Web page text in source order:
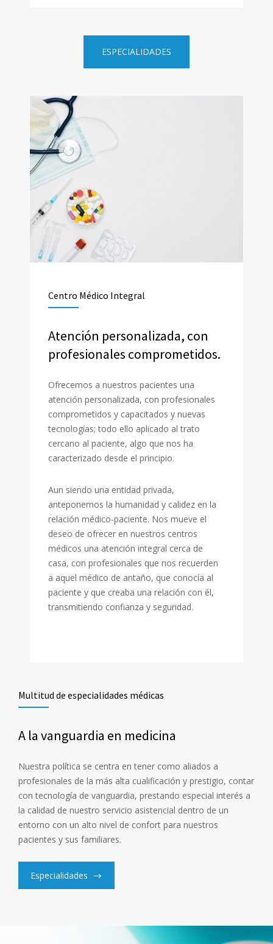
ESPECIALIDADES
Centro Médico Integral
Atención personalizada, con
profesionales comprometidos.
Ofrecemos a nuestros pacientes una
atención personalizada, con profesionales
comprometidos y capacitados y nuevas
tecnologías; todo ello aplicado al trato
cercano al paciente, algo que nos ha
caracterizado desde el principio.
Aun siendo una entidad privada,
anteponemos la humanidad y calidez en la
relación médico-paciente. Nos mueve el
deseo de ofrecer en nuestros centros
médicos una atención integral cerca de
casa, con profesionales que nos recuerden
a aquel médico de antaño, que conocía al
paciente y que creaba una relación con él,
transmitiendo confianza y seguridad.
Multitud de especialidades médicas
A la vanguardia en medicina
Nuestra política se centra en tener como aliados a
profesionales de la más alta cualificación y prestigio, contar
con tecnología de vanguardia, prestando especial interés a
la calidad de nuestro servicio asistencial dentro de un
entorno con un alto nivel de confort para nuestros
pacientes y sus familiares.
Especialidades